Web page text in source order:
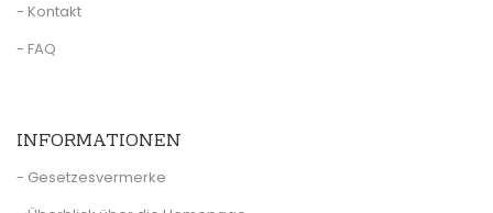
- Kontakt
- FAQ
INFORMATIONEN
- Gesetzesvermerke